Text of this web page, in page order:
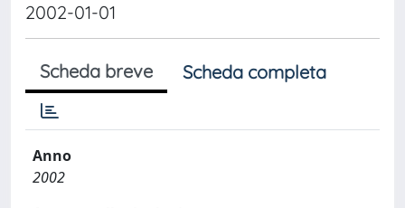
2002-01-01
Scheda breve Scheda completa
Anno
2002